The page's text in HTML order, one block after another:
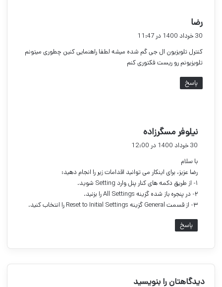
رضا
ت
:
30 خرداد 1400 در 11:47
کنترل تلویزیون ال جی گم شده میشه لطفا راهنمایی کنین چطوری میتونم
تلویزیونم رو ریست فکتوری کنم
پاسخ
نیلوفر مسگرزاده
ف
30 خرداد 1400 در 12:00
با سلام
رضا عزیز، برای اینکار می توانید اقدامات زیر را انجام دهید:
۱- از طریق دکمه های کنار پنل وارد Setting شوید.
۲- در پنجره باز شده گزینه All Settings را بزنید.
۳- از قسمت General گزینه Reset to Initial Settings را انتخاب کنید.
پاسخ
دیدگاهتان را بنویسید